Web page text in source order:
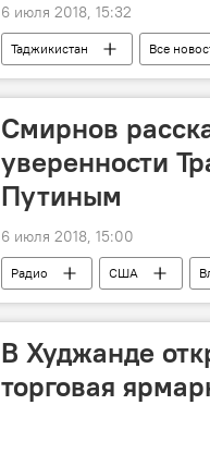
6 июля 2018, 15:32
Таджикистан Все
Эмомали Рахмон
Смирнов
уверенности
Путиным
6 июля 2018, 15:00
Радио США
переговоры
В Худжанде
торговая